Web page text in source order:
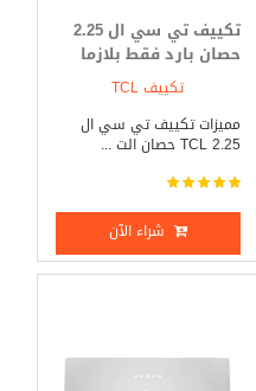
تكييف تي سي ال 2.25
حصان بارد فقط بلازما
ديجيتالتكييف TCL
مميزات تكييف تي سي ال
TCL 2.25 حصان الت ...
شراء الآن